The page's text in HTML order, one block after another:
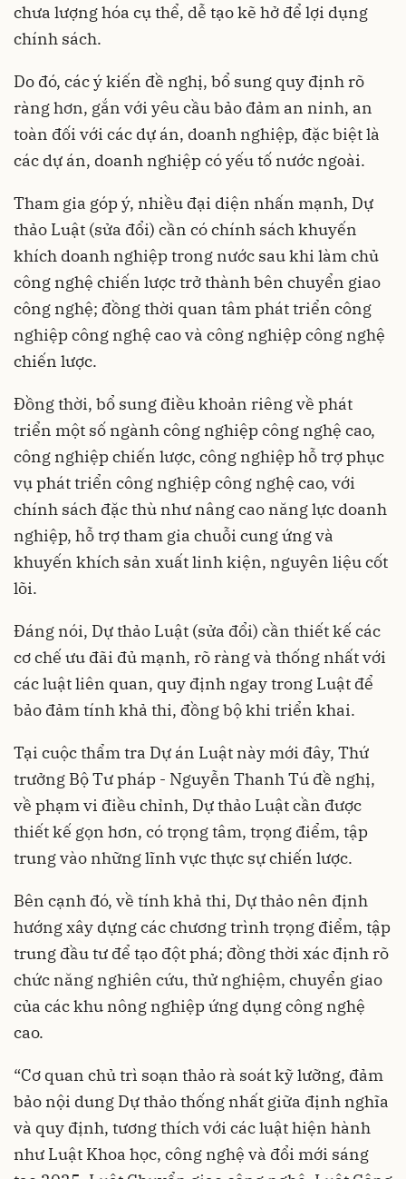
chưa lượng hóa cụ thể, dễ tạo kẽ hở để lợi dụng
chính sách.
Do đó, các ý kiến đề nghị, bổ sung quy định rõ
ràng hơn, gắn với yêu cầu bảo đảm an ninh, an
toàn đối với các dự án, doanh nghiệp, đặc biệt là
các dự án, doanh nghiệp có yếu tố nước ngoài.
Tham gia góp ý, nhiều đại diện nhấn mạnh, Dự
thảo Luật (sửa đổi) cần có chính sách khuyến
khích doanh nghiệp trong nước sau khi làm chủ
công nghệ chiến lược trở thành bên chuyển giao
công nghệ; đồng thời quan tâm phát triển công
nghiệp công nghệ cao và công nghiệp công nghệ
chiến lược.
Đồng thời, bổ sung điều khoản riêng về phát
triển một số ngành công nghiệp công nghệ cao,
công nghiệp chiến lược, công nghiệp hỗ trợ phục
vụ phát triển công nghiệp công nghệ cao, với
chính sách đặc thù như nâng cao năng lực doanh
nghiệp, hỗ trợ tham gia chuỗi cung ứng và
khuyến khích sản xuất linh kiện, nguyên liệu cốt
lõi.
Đáng nói, Dự thảo Luật (sửa đổi) cần thiết kế các
cơ chế ưu đãi đủ mạnh, rõ ràng và thống nhất với
các luật liên quan, quy định ngay trong Luật để
bảo đảm tính khả thi, đồng bộ khi triển khai.
Tại cuộc thẩm tra Dự án Luật này mới đây, Thứ
trưởng Bộ Tư pháp - Nguyễn Thanh Tú đề nghị,
về phạm vi điều chỉnh, Dự thảo Luật cần được
thiết kế gọn hơn, có trọng tâm, trọng điểm, tập
trung vào những lĩnh vực thực sự chiến lược.
Bên cạnh đó, về tính khả thi, Dự thảo nên định
hướng xây dựng các chương trình trọng điểm, tập
trung đầu tư để tạo đột phá; đồng thời xác định rõ
chức năng nghiên cứu, thử nghiệm, chuyển giao
của các khu nông nghiệp ứng dụng công nghệ
cao.
“Cơ quan chủ trì soạn thảo rà soát kỹ lưỡng, đảm
bảo nội dung Dự thảo thống nhất giữa định nghĩa
và quy định, tương thích với các luật hiện hành
như Luật Khoa học, công nghệ và đổi mới sáng